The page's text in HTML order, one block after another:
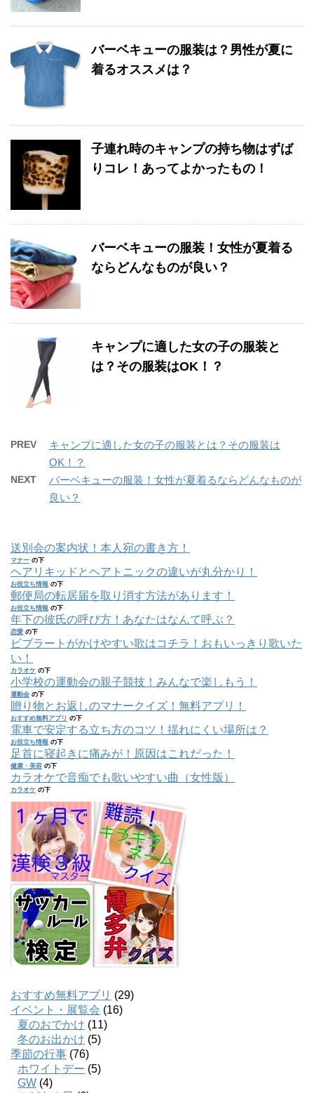
バーベキューの服装は？男性が夏に
着るオススメは？
子連れ時のキャンプの持ち物はずば
りコレ！あってよかったもの！
バーベキューの服装！女性が夏着る
ならどんなものが良い？
キャンプに適した女の子の服装と
は？その服装はOK！？
PREV
キャンプに適した女の子の服装とは？その服装は
OK！？
NEXT
バーベキューの服装！女性が夏着るならどんなものが
良い？
送別会の案内状！本人宛の書き方！
マナー の下
ヘアリキッドとヘアトニックの違いが丸分かり！
お役立ち情報 の下
郵便局の転居届を取り消す方法があります！
お役立ち情報 の下
年下の彼氏の呼び方！あなたはなんて呼ぶ？
恋愛 の下
ビブラートがかけやすい歌はコチラ！おもいっきり歌いた
い！
カラオケ の下
小学校の運動会の親子競技！みんなで楽しもう！
運動会 の下
贈り物とお返しのマナークイズ！無料アプリ！
おすすめ無料アプリ の下
電車で安定する立ち方のコツ！揺れにくい場所は？
お役立ち情報 の下
足首に寝起きに痛みが！原因はこれだった！
健康・美容 の下
カラオケで音痴でも歌いやすい曲（女性版）
カラオケ の下
おすすめ無料アプリ (29)
イベント・展覧会 (16)
夏のおでかけ (11)
冬のお出かけ (5)
季節の行事 (76)
ホワイトデー (5)
GW (4)